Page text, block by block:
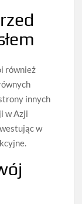
również
innych
w Azji
w